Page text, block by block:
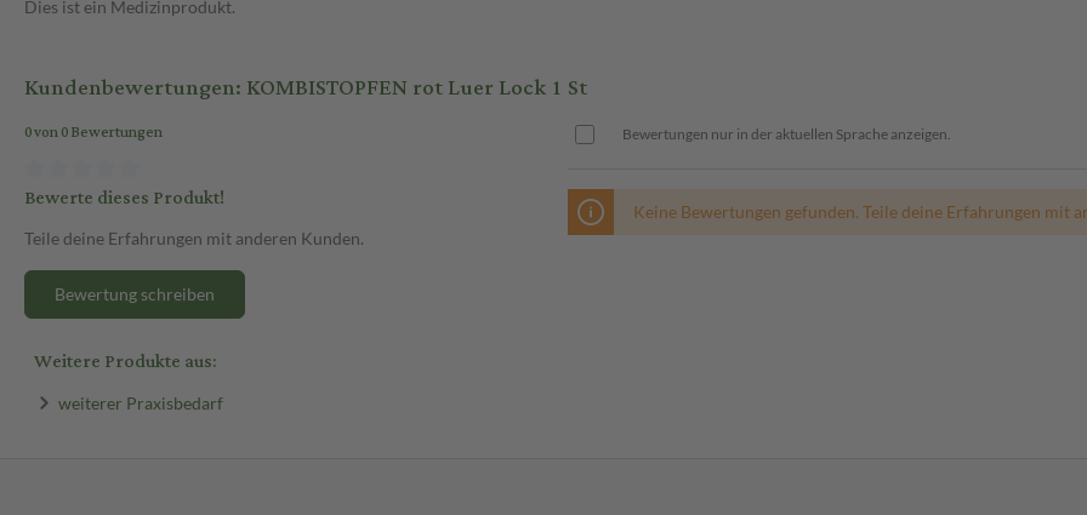
Dies ist ein Medizinprodukt.
Kundenbewertungen: KOMBISTOPFEN rot Luer Lock 1 St
0 von 0 Bewertungen
Bewerte dieses Produkt!
Teile deine Erfahrungen mit anderen Kunden.
Bewertung schreiben
Bewertungen nur in der aktuellen Sprache anzeigen.
Keine Bewertungen gefunden. Teile deine Erfahrungen mit
Weitere Produkte aus:
weiterer Praxisbedarf